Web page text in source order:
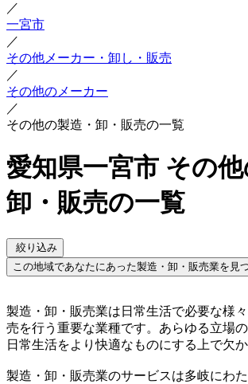
／
一宮市
／
その他メーカー・卸し・販売
／
その他のメーカー
／
その他の製造・卸・販売の一覧
愛知県一宮市 その他
卸・販売の一覧
絞り込み
この地域であなたにあった製造・卸・販売業を見
製造・卸・販売業は日常生活で必要な様
売を行う重要な業種です。あらゆる立場の
日常生活をより快適なものにする上で欠
製造・卸・販売業のサービスは多岐にわ